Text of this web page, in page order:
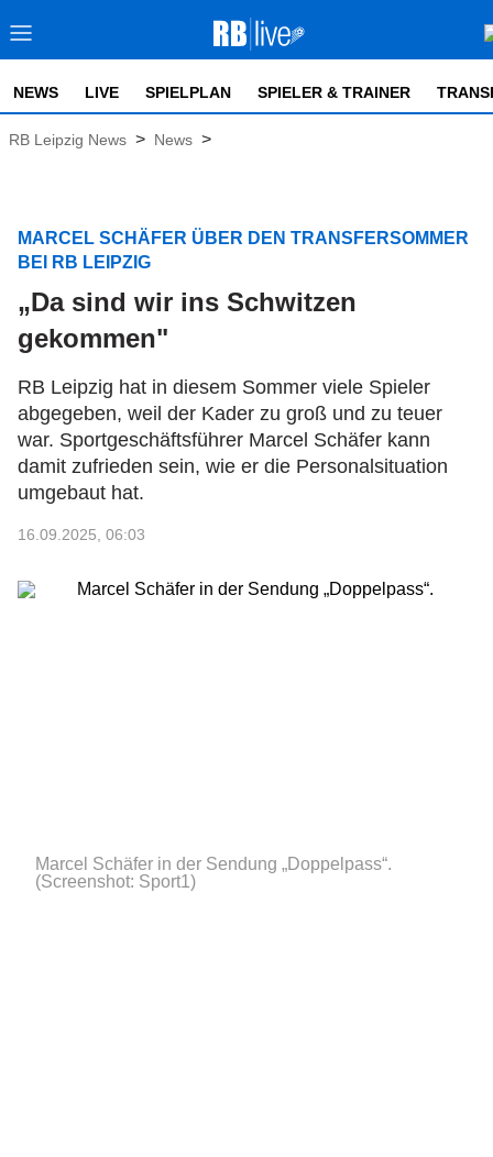
NEWS LIVE SPIELPLAN SPIELER & TRAINER
RB Leipzig News > News >
MARCEL SCHÄFER ÜBER DEN TRANSFERSOMMER
BEI RB LEIPZIG
„Da sind wir ins Schwitzen
gekommen"
RB Leipzig hat in diesem Sommer viele Spieler
abgegeben, weil der Kader zu groß und zu teuer
war. Sportgeschäftsführer Marcel Schäfer kann
damit zufrieden sein, wie er die Personalsituation
umgebaut hat.
16.09.2025, 06:03
Marcel Schäfer in der Sendung „Doppelpass“.
(Screenshot: Sport1)